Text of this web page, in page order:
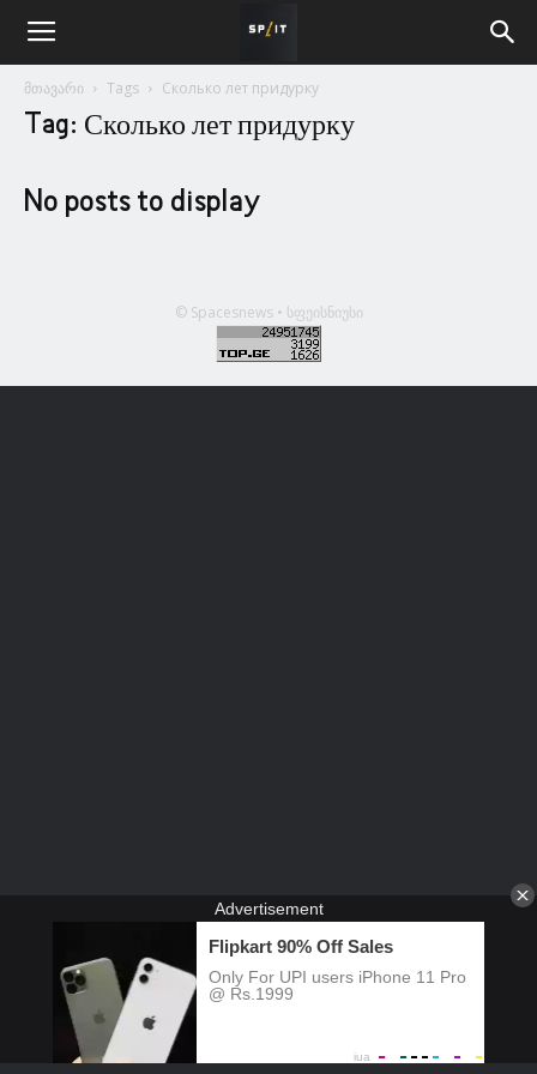
მთავარი Tags Сколько лет придурку
Tag: Сколько лет придурку
No posts to display
© Spacesnews • სფეისნიუსი